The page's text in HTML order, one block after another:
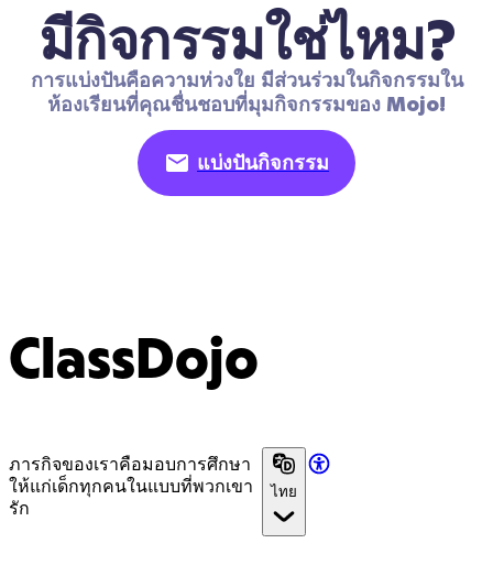
มีกิจกรรมใช่ไหม?
การแบ่งปันคือความห่วงใย มีส่วนร่วมในกิจกรรมใน
ห้องเรียนที่คุณชื่นชอบที่มุมกิจกรรมของ Mojo!
แบ่งปันกิจกรรม
ClassDojo
ภารกิจของเราคือมอบการศึกษา
ให้แก่เด็กทุกคนในแบบที่พวกเขา
รัก
ไทย